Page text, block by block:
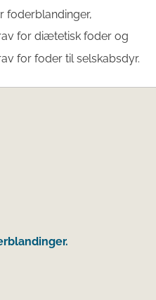
foderblandinger,
for diætetisk foder og
for foder til selskabsdyr.